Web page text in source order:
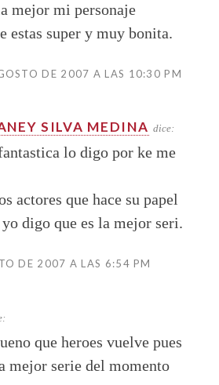
mejor mi personaje
estas super y muy bonita.
DE 2007 A LAS 10:30 PM
SILVA MEDINA dice:
lo digo por ke me
actores que hace su papel
digo que es la mejor seri.
DE 2007 A LAS 6:54 PM
que heroes vuelve pues
mejor serie del momento